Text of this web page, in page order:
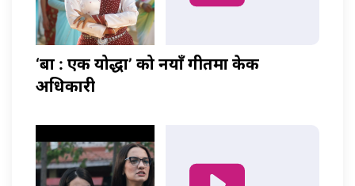
‘बा : एक योद्धा’ को नयाँ गीतमा केकी
अधिकारी